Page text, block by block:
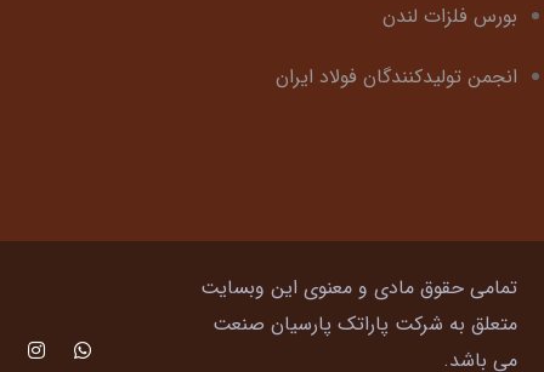
بورس فلزات لندن
انجمن تولیدکنندگان فولاد ایران
تمامی حقوق مادی و معنوی این وبسایت
متعلق به شرکت پاراتک پارسیان صنعت
می باشد.